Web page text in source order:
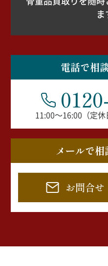
ま
電話で相
11:00～16:00（定休
メールで
お問合